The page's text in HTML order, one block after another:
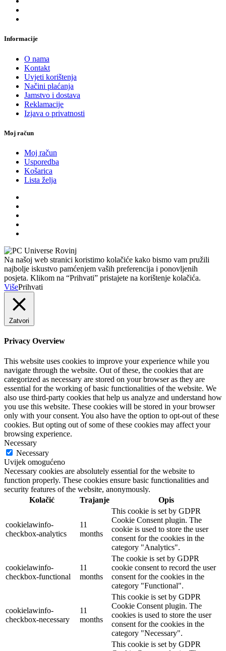
Informacije
O nama
Kontakt
Uvjeti korištenja
Načini plaćanja
Jamstvo i dostava
Reklamacije
Izjava o privatnosti
Moj račun
Moj račun
Usporedba
Košarica
Lista želja
Na našoj web stranici koristimo kolačiće kako bismo vam pružili
najbolje iskustvo pamćenjem vaših preferencija i ponovljenih
posjeta. Klikom na “Prihvati” pristajete na korištenje kolačića.
VišePrihvati
Zatvori
Privacy Overview
This website uses cookies to improve your experience while you
navigate through the website. Out of these, the cookies that are
categorized as necessary are stored on your browser as they are
essential for the working of basic functionalities of the website. We
also use third-party cookies that help us analyze and understand how
you use this website. These cookies will be stored in your browser
only with your consent. You also have the option to opt-out of these
cookies. But opting out of some of these cookies may affect your
browsing experience.
Necessary
Necessary
Uvijek omogućeno
Necessary cookies are absolutely essential for the website to
function properly. These cookies ensure basic functionalities and
security features of the website, anonymously.
Kolačić
Trajanje Opis
cookielawinfo-
checkbox-analytics
11
months
This cookie is set by GDPR
Cookie Consent plugin. The
cookie is used to store the user
consent for the cookies in the
category "Analytics".
cookielawinfo-
checkbox-functional
11
months
The cookie is set by GDPR
cookie consent to record the user
consent for the cookies in the
category "Functional".
cookielawinfo-
checkbox-necessary
11
months
This cookie is set by GDPR
Cookie Consent plugin. The
cookies is used to store the user
consent for the cookies in the
category "Necessary".
This cookie is set by GDPR